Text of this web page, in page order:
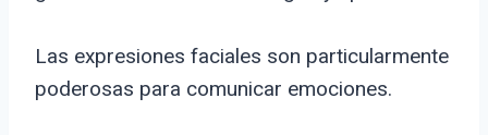
Las expresiones faciales son particularmente
poderosas para comunicar emociones.